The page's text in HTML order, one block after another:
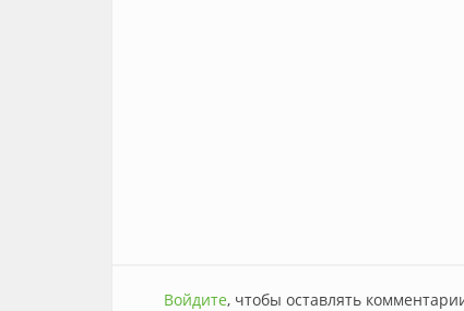
Войдите, чтобы оставлять